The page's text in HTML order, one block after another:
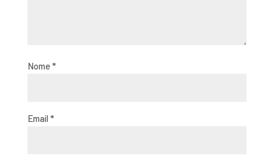
Nome*
Email*